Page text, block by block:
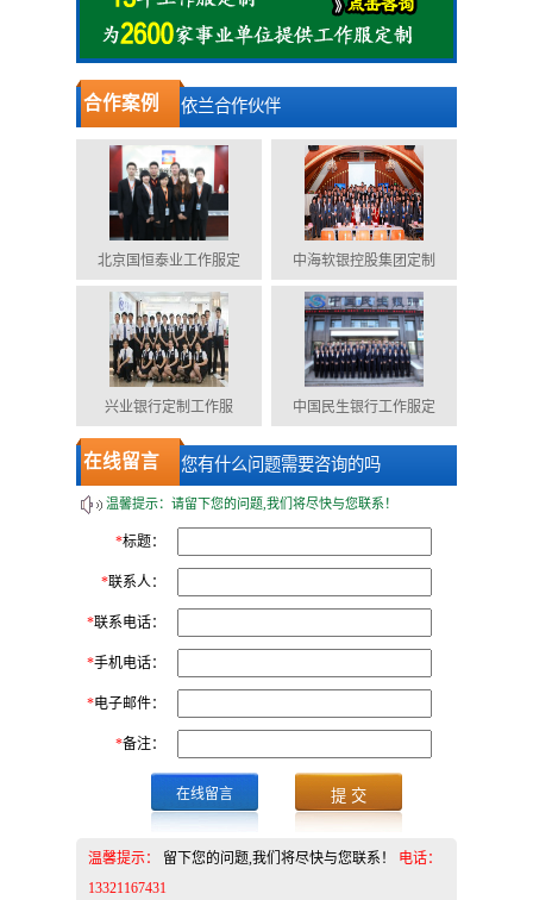
合作案例 依兰合作伙伴
北京国恒泰业工作服定 中海软银控股集团定制
兴业银行定制工作服 中国民生银行工作服定
在线留言 您有什么问题需要咨询的吗
温馨提示：请留下您的问题,我们将尽快与您联系！
*标题：
*联系人：
*联系电话：
*手机电话：
*电子邮件：
*备注：
在线留言
温馨提示： 留下您的问题,我们将尽快与您联系！
电话：
13321167431